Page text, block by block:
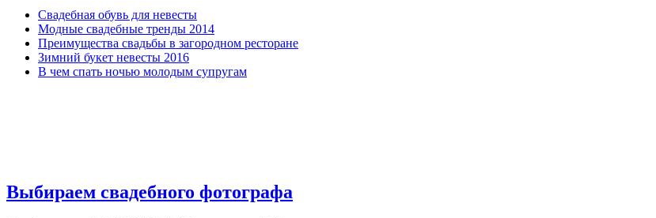
Свадебная обувь для невесты
Модные свадебные тренды 2014
Преимущества свадьбы в загородном ресторане
Зимний букет невесты 2016
В чем спать ночью молодым супругам
Выбираем свадебного фотографа